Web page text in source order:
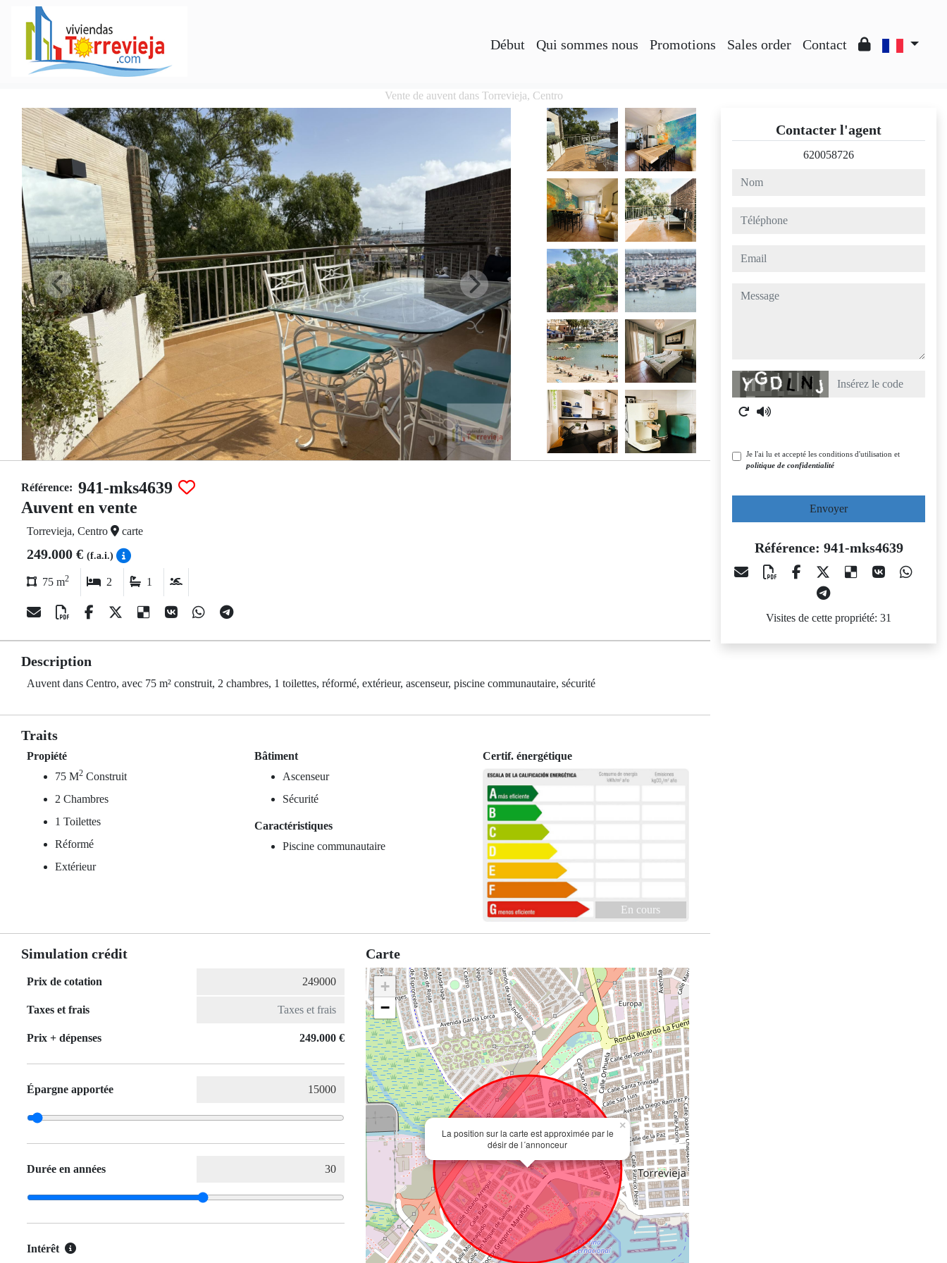
Début Qui sommes nous Promotions Sales order Contact
Vente de auvent dans Torrevieja, Centro
Référence: 941-mks4639
Auvent en vente
Torrevieja, Centro carte
249.000 € (f.a.i.)
75 m2 2 1
Description
Auvent dans Centro, avec 75 m² construit, 2 chambres, 1 toilettes, réformé, extérieur, ascenseur, piscine communautaire, sécurité
Traits
Propiété
75 M2 Construit
2 Chambres
1 Toilettes
Réformé
Extérieur
Bâtiment
Ascenseur
Sécurité
Caractéristiques
Piscine communautaire
Certif. énergétique
En cours
Simulation crédit
Prix de cotation
Taxes et frais
Prix ​​+ dépenses 249.000 €
Épargne apportée
Durée en années
Intérêt
Carte
La position sur la carte est approximée par le
désir de l´annonceur
×
+
−
Contacter l'agent
620058726
nom
téléphone
email
message
Captcha
Je l'ai lu et accepté les conditions d'utilisation et
politique de confidentialité
Envoyer
Référence: 941-mks4639
Visites de cette propriété: 31